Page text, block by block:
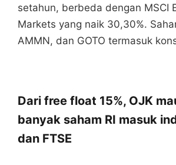
setahun, berbeda dengan MSCI
Markets yang naik 30,30%.
AMMN, dan GOTO termasuk
Dari free float 15%, OJK
banyak saham RI masuk
dan FTSE